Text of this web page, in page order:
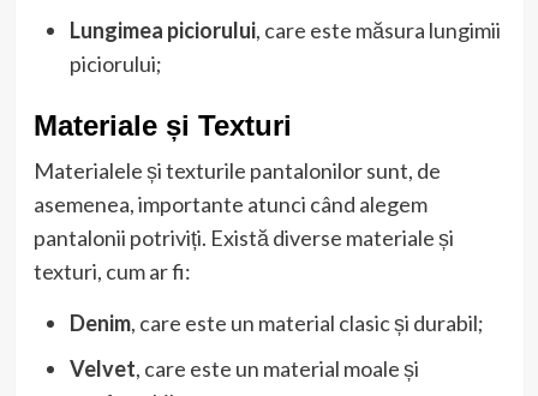
Lungimea piciorului, care este măsura lungimii
piciorului;
Materiale și Texturi
Materialele și texturile pantalonilor sunt, de
asemenea, importante atunci când alegem
pantalonii potriviți. Există diverse materiale și
texturi, cum ar fi:
Denim, care este un material clasic și durabil;
Velvet, care este un material moale și